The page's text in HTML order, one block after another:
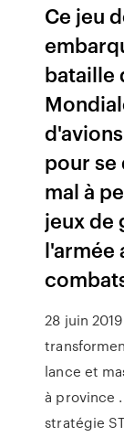
Ce jeu
bataille
pour se
mal à
jeux de
l'armée
28 juin
lance et
à province
stratégie